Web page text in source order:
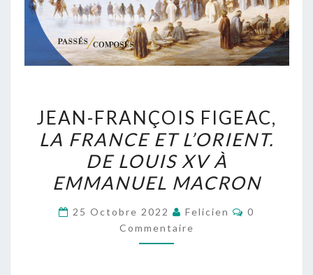
FRANÇOIS
FIGEAC,
LA
FRANCE
L’ORIENT.
DE
JEAN-FRANÇOIS FIGEAC,
LA FRANCE ET L’ORIENT.
DE LOUIS XV À
EMMANUEL MACRON
25 Octobre 2022 Felicien
0
Commentaire